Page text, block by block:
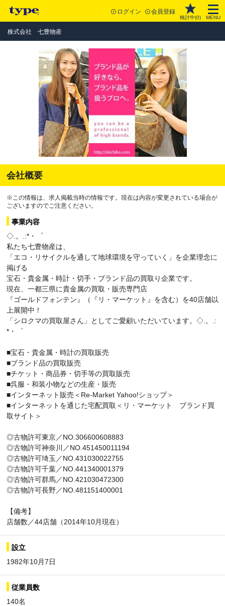
ログイン 会員登録
検討中(0) MENU
株式会社 七豊物産
会社概要
※この情報は、求人掲載当時の情報です。現在は内容が変更されている場合が
ございますのでご注意ください。
事業内容
◇.。.:*・゜
私たち七豊物産は、
「エコ・リサイクルを通して地球環境を守っていく」を企業理念に
掲げる
宝石・貴金属・時計・切手・ブランド品の買取り企業です。
現在、一都三県に貴金属の買取・販売専門店
『ゴールドフォンテン』（『リ・マーケット』を含む）を40店舗以
上展開中！
「シロクマの買取屋さん」としてご愛顧いただいています。◇.。.:
*・゜
■宝石・貴金属・時計の買取販売
■ブランド品の買取販売
■チケット・商品券・切手等の買取販売
■呉服・和装小物などの生産・販売
■インターネット販売＜Re-Market Yahoo!ショップ＞
■インターネットを通じた宅配買取＜リ・マーケット ブランド買
取サイト＞
◎古物許可東京／NO.306600608883
◎古物許可神奈川／NO.451450011194
◎古物許可埼玉／NO.431030022755
◎古物許可千葉／NO.441340001379
◎古物許可群馬／NO.421030472300
◎古物許可長野／NO.481151400001
【備考】
店舗数／44店舗（2014年10月現在）
設立
1982年10月7日
従業員数
140名